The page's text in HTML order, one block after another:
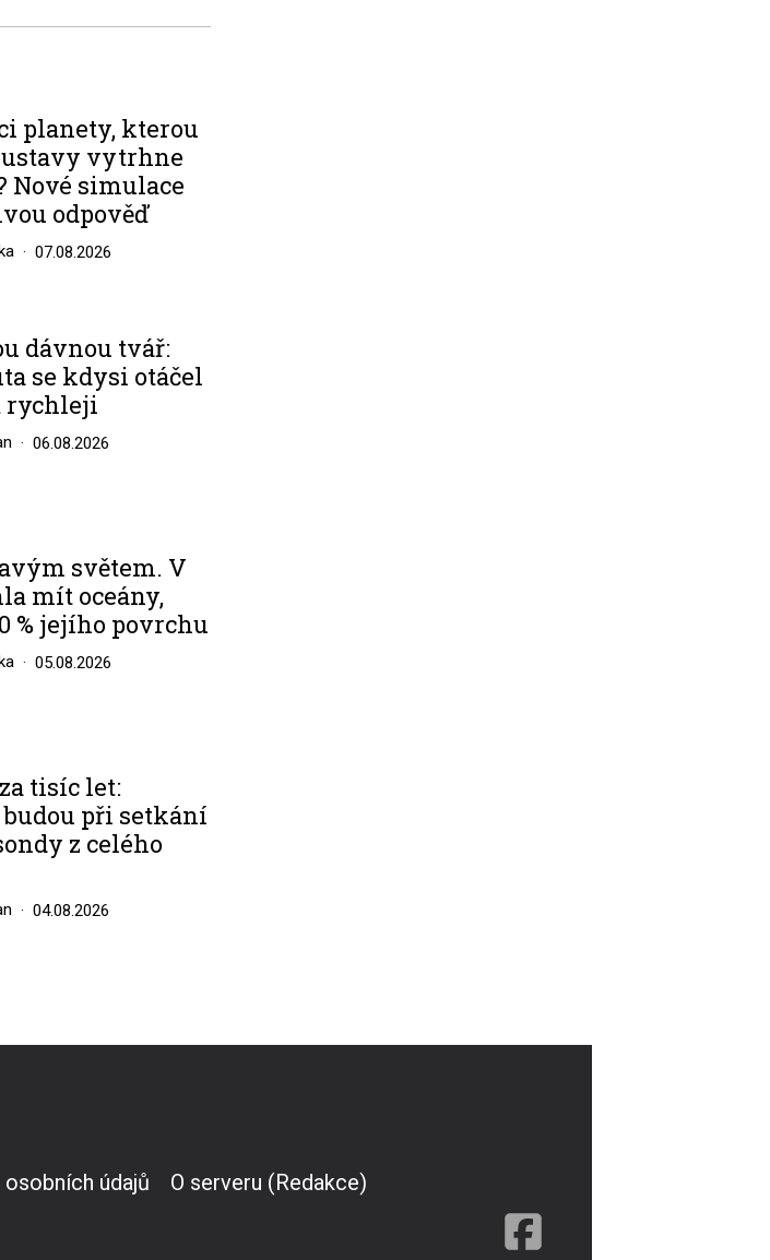
planety, kterou
vytrhne
Nové simulace
odpověď
07.08.2026
dávnou tvář:
se kdysi otáčel
rychleji
06.08.2026
světem. V
mít oceány,
% jejího povrchu
05.08.2026
tisíc let:
při setkání
z celého
04.08.2026
osobních údajů O serveru (Redakce)